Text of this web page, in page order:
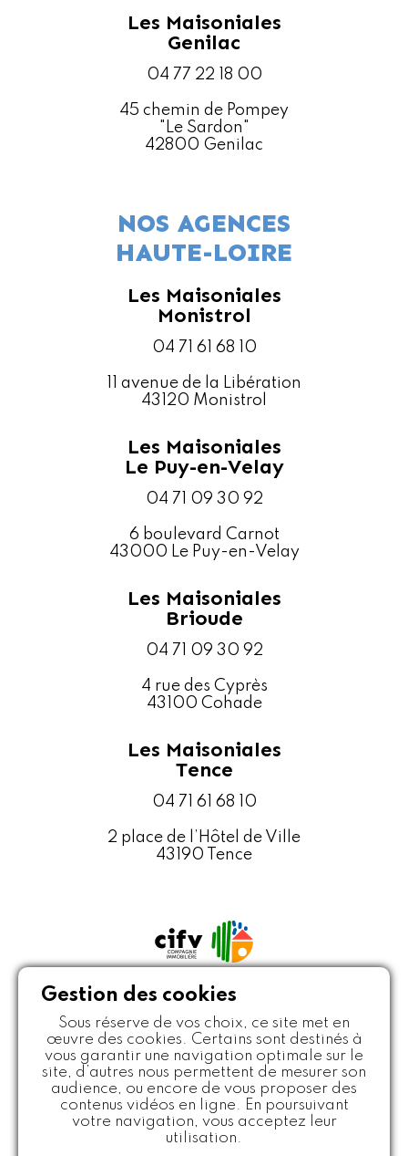
Les Maisoniales
Genilac
04 77 22 18 00
45 chemin de Pompey
"Le Sardon"
42800 Genilac
NOS AGENCES
HAUTE-LOIRE
Les Maisoniales
Monistrol
04 71 61 68 10
11 avenue de la Libération
43120 Monistrol
Les Maisoniales
Le Puy-en-Velay
04 71 09 30 92
6 boulevard Carnot
43000 Le Puy-en-Velay
Les Maisoniales
Brioude
04 71 09 30 92
4 rue des Cyprès
43100 Cohade
Les Maisoniales
Tence
04 71 61 68 10
2 place de l’Hôtel de Ville
43190 Tence
Politique de protection des données
Mentions légales
Crédits
Plan du site
Gestion des cookies
Sous réserve de vos choix, ce site met en
œuvre des cookies. Certains sont destinés à
vous garantir une navigation optimale sur le
site, d’autres nous permettent de mesurer son
audience, ou encore de vous proposer des
contenus vidéos en ligne. En poursuivant
votre navigation, vous acceptez leur
utilisation.